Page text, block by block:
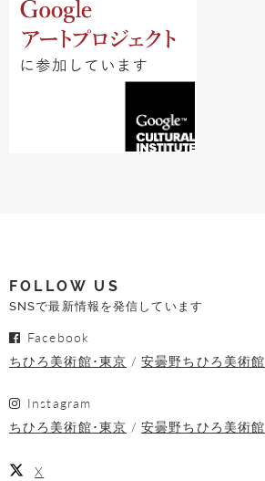
FOLLOW US
SNSで最新情報を発信しています
Facebook
ちひろ美術館･東京
安曇野ちひろ美術館
Instagram
ちひろ美術館･東京
安曇野ちひろ美術館
X